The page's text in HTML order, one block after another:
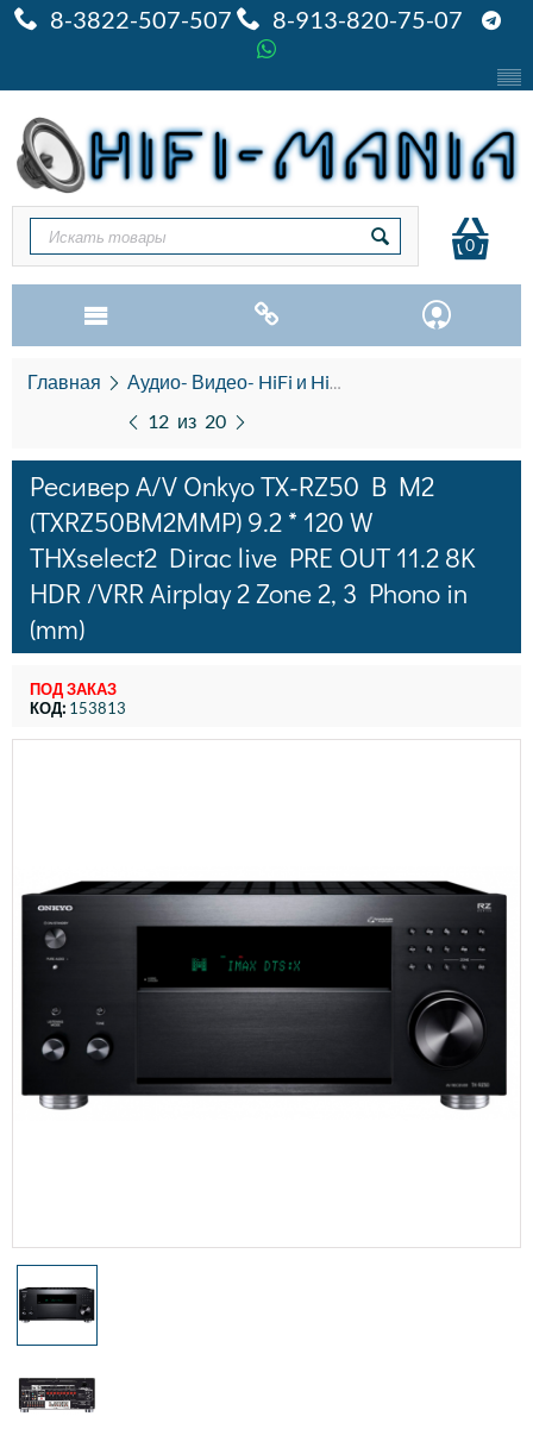
8-3822-507-507 8-913-820-75-07
0
Главная Аудио- Видео- HiFi и HiEND
12 из 20
Ресивер A/V Onkyo TX-RZ50 B M2
(TXRZ50BM2MMP) 9.2 * 120 W
THXselect2 Dirac live PRE OUT 11.2 8K
HDR /VRR Airplay 2 Zone 2, 3 Phono in
(mm)
ПОД ЗАКАЗ
КОД: 153813